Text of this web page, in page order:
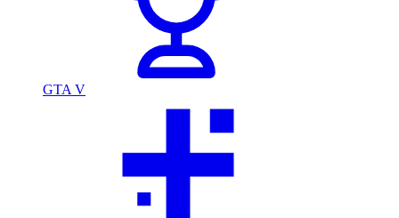
GTA V